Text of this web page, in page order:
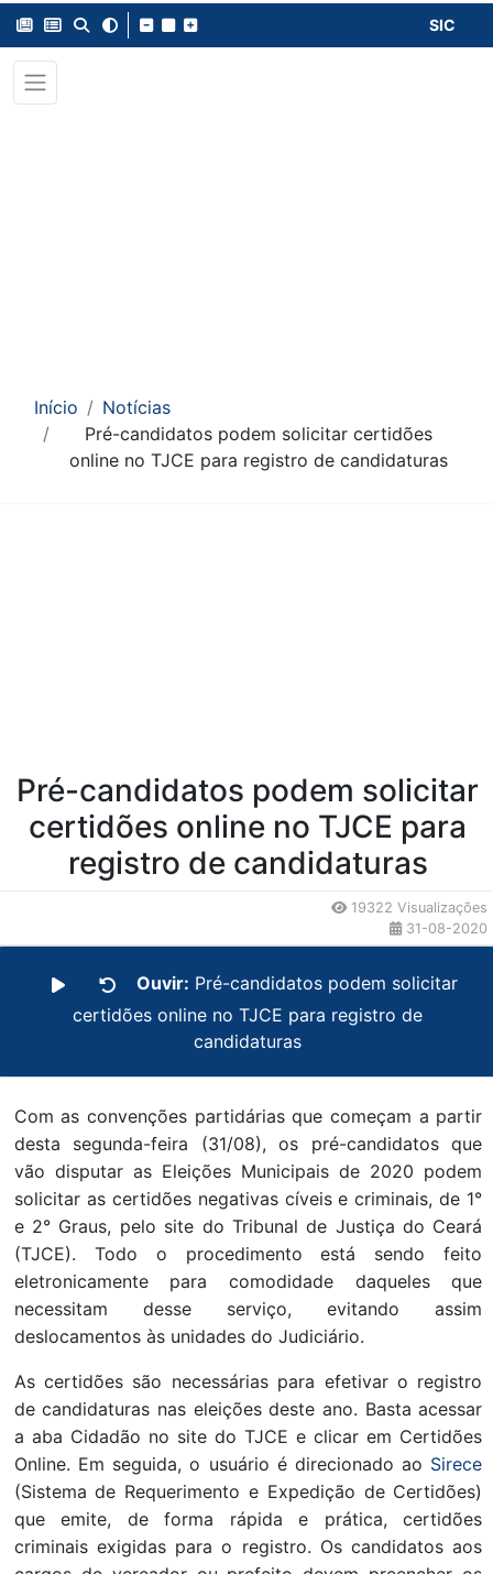
SIC
Início
Notícias
Pré-candidatos podem solicitar certidões
online no TJCE para registro de candidaturas
Pré-candidatos podem solicitar
certidões online no TJCE para
registro de candidaturas
19322 Visualizações
31-08-2020
Ouvir: Pré-candidatos podem solicitar
certidões online no TJCE para registro de
candidaturas
Com as convenções partidárias que começam a partir
desta segunda-feira (31/08), os pré-candidatos que
vão disputar as Eleições Municipais de 2020 podem
solicitar as certidões negativas cíveis e criminais, de 1°
e 2° Graus, pelo site do Tribunal de Justiça do Ceará
(TJCE). Todo o procedimento está sendo feito
eletronicamente para comodidade daqueles que
necessitam desse serviço, evitando assim
deslocamentos às unidades do Judiciário.
As certidões são necessárias para efetivar o registro
de candidaturas nas eleições deste ano. Basta acessar
a aba Cidadão no site do TJCE e clicar em Certidões
Online. Em seguida, o usuário é direcionado ao Sirece
(Sistema de Requerimento e Expedição de Certidões)
que emite, de forma rápida e prática, certidões
criminais exigidas para o registro. Os candidatos aos